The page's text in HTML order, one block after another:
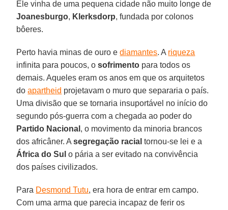
Ele vinha de uma pequena cidade não muito longe de
Joanesburgo, Klerksdorp, fundada por colonos
bôeres.
Perto havia minas de ouro ediamantes. A riqueza
infinita para poucos, osofrimento para todos os
demais. Aqueles eram os anos em que os arquitetos
doapartheid projetavam o muro que separaria o país.
Uma divisão que se tornaria insuportável no início do
segundo pós-guerra com a chegada ao poder do
Partido Nacional , o movimento da minoria brancos
dos africâner. Asegregação racial tornou-se lei e a
África do Sul o pária a ser evitado na convivência
dos países civilizados.
Para Desmond Tutu, era hora de entrar em campo.
Com uma arma que parecia incapaz de ferir os